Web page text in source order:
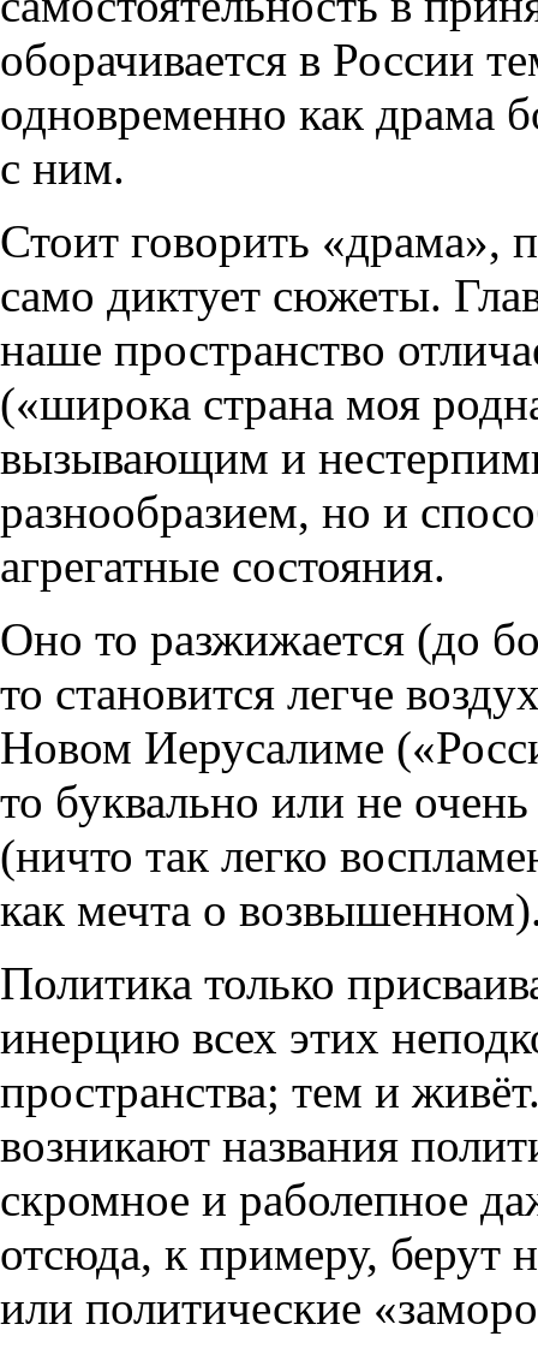
оборачивается в России
одновременно как драма
с ним.
Стоит говорить «драма»,
само диктует сюжеты.
наше пространство
(«широка страна моя
вызывающим и
разнообразием, но и
агрегатные состояния.
Оно то разжижается (до
то становится легче
Новом Иерусалиме
то буквально или не
(ничто так легко
как мечта о
Политика только
инерцию всех этих
пространства; тем и
возникают названия
скромное и раболепное
отсюда, к примеру, берут
или политические